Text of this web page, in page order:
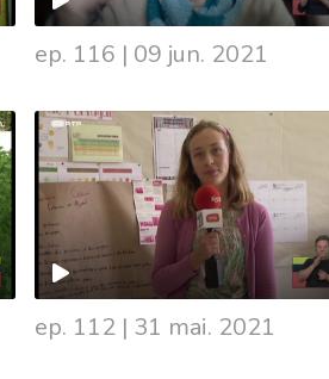
ep. 116 | 09 jun. 2021
ep. 112 | 31 mai. 2021